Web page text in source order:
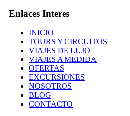
Enlaces Interes
INICIO
TOURS Y CIRCUITOS
VIAJES DE LUJO
VIAJES A MEDIDA
OFERTAS
EXCURSIONES
NOSOTROS
BLOG
CONTACTO